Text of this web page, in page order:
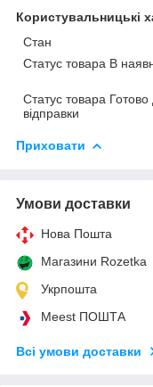
Користувальницькі
Стан
Статус товара В
Статус товара Готово
відправки
Приховати
Умови доставки
Нова Пошта
Магазини Rozetka
Укрпошта
Meest ПОШТА
Всі умови доставки